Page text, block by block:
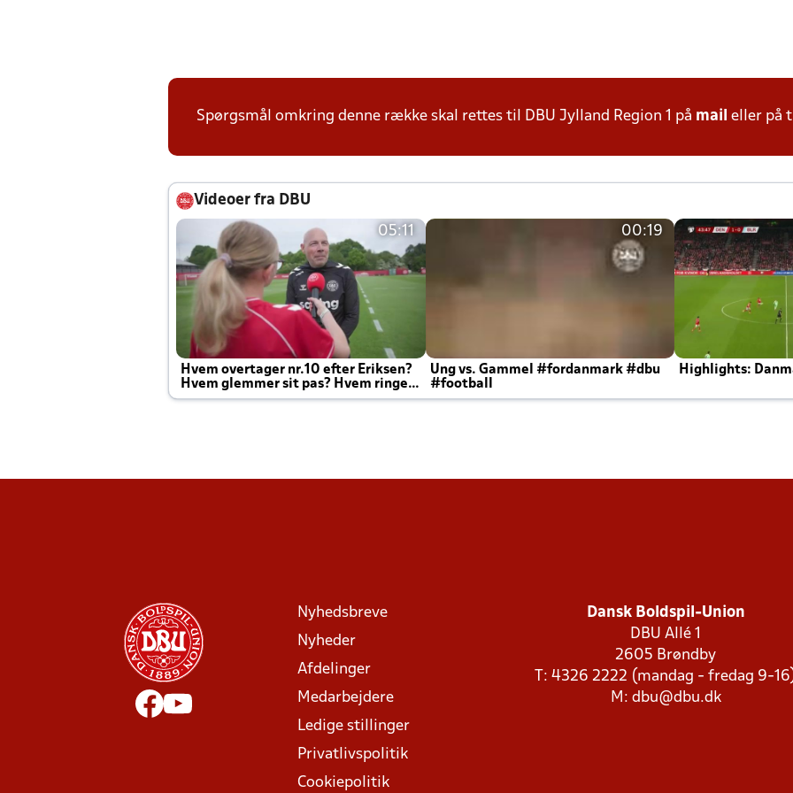
Spørgsmål omkring denne række skal rettes til DBU Jylland Region 1 på mail eller på
Videoer fra DBU
05:11
Hvem overtager nr.10 efter Eriksen?
Hvem glemmer sit pas? Hvem ringer
Joachim altid til efter kampe?
00:19
Ung vs. Gammel #fordanmark #dbu
#football
Highlights:
Nyhedsbreve
Nyheder
Afdelinger
Medarbejdere
Ledige stillinger
Privatlivspolitik
Cookiepolitik
Dansk Boldspil-Union
DBU Allé 1
2605 Brøndby
T: 4326 2222 (mandag - fredag 9-
M: dbu@dbu.dk